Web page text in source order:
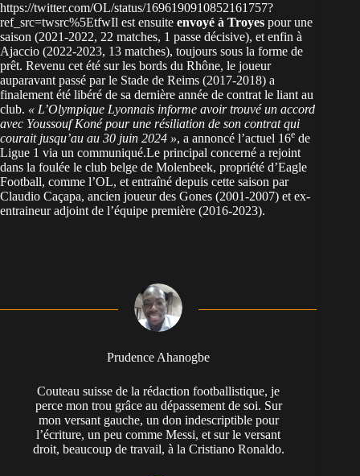
https://twitter.com/OL/status/1696190910852161757?
ref_src=twsrc%5EtfwIl est ensuite envoyé à Troyes pour une
saison (2021-2022, 22 matches, 1 passe décisive), et enfin à
Ajaccio (2022-2023, 13 matches), toujours sous la forme de
prêt. Revenu cet été sur les bords du Rhône, le joueur
auparavant passé par le Stade de Reims (2017-2018) a
finalement été libéré de sa dernière année de contrat le liant au
club. « L’Olympique Lyonnais informe avoir trouvé un accord
avec Youssouf Koné pour une résiliation de son contrat qui
courait jusqu’au au 30 juin 2024 », a annoncé l’actuel 16e de
Ligue 1 via un communiqué.Le principal concerné a rejoint
dans la foulée le club belge de Molenbeek, propriété d’Eagle
Football, comme l’OL, et entraîné depuis cette saison par
Claudio Caçapa, ancien joueur des Gones (2001-2007) et ex-
entraineur adjoint de l’équipe première (2016-2023).
Prudence Ahanogbe
Couteau suisse de la rédaction footballistique, je
perce mon trou grâce au dépassement de soi. Sur
mon versant gauche, un don indescriptible pour
l’écriture, un peu comme Messi, et sur le versant
droit, beaucoup de travail, à la Cristiano Ronaldo.